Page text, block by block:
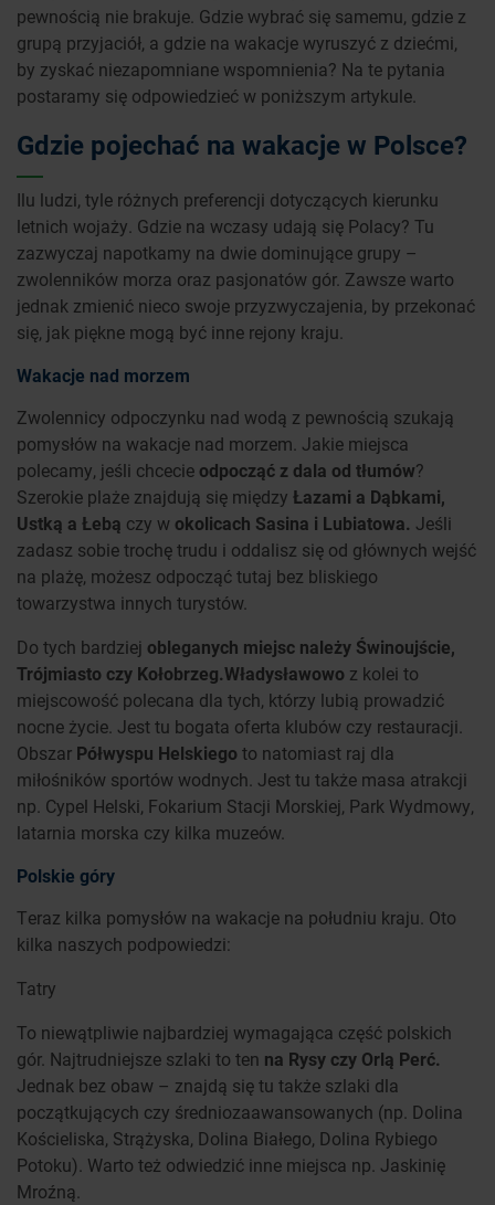
pewnością nie brakuje. Gdzie wybrać się samemu, gdzie z
grupą przyjaciół, a gdzie na wakacje wyruszyć z dziećmi,
by zyskać niezapomniane wspomnienia? Na te pytania
postaramy się odpowiedzieć w poniższym artykule.
Gdzie pojechać na wakacje w Polsce?
Ilu ludzi, tyle różnych preferencji dotyczących kierunku
letnich wojaży. Gdzie na wczasy udają się Polacy? Tu
zazwyczaj napotkamy na dwie dominujące grupy –
zwolenników morza oraz pasjonatów gór. Zawsze warto
jednak zmienić nieco swoje przyzwyczajenia, by przekonać
się, jak piękne mogą być inne rejony kraju.
Wakacje nad morzem
Zwolennicy odpoczynku nad wodą z pewnością szukają
pomysłów na wakacje nad morzem. Jakie miejsca
polecamy, jeśli chcecie odpocząć z dala od tłumów?
Szerokie plaże znajdują się między Łazami a Dąbkami,
Ustką a Łebą czy w okolicach Sasina i Lubiatowa. Jeśli
zadasz sobie trochę trudu i oddalisz się od głównych wejść
na plażę, możesz odpocząć tutaj bez bliskiego
towarzystwa innych turystów.
Do tych bardziej obleganych miejsc należy Świnoujście,
Trójmiasto czy Kołobrzeg.Władysławowo z kolei to
miejscowość polecana dla tych, którzy lubią prowadzić
nocne życie. Jest tu bogata oferta klubów czy restauracji.
Obszar Półwyspu Helskiegoto natomiast raj dla
miłośników sportów wodnych. Jest tu także masa atrakcji
np. Cypel Helski, Fokarium Stacji Morskiej, Park Wydmowy,
latarnia morska czy kilka muzeów.
Polskie góry
Teraz kilka pomysłów na wakacje na południu kraju. Oto
kilka naszych podpowiedzi:
Tatry
To niewątpliwie najbardziej wymagająca część polskich
gór. Najtrudniejsze szlaki to ten na Rysy czy Orlą Perć.
Jednak bez obaw – znajdą się tu także szlaki dla
początkujących czy średniozaawansowanych (np. Dolina
Kościeliska, Strążyska, Dolina Białego, Dolina Rybiego
Potoku). Warto też odwiedzić inne miejsca np. Jaskinię
Mroźną.